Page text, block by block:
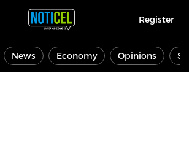
Register
News Economy Opinions